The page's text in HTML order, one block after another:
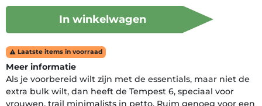
In winkelwagen
 Laatste items in voorraad
Meer informatie
Als je voorbereid wilt zijn met de essentials, maar niet de
extra bulk wilt, dan heeft de Tempest 6, speciaal voor
vrouwen, trail minimalists in petto. Ruim genoeg voor een